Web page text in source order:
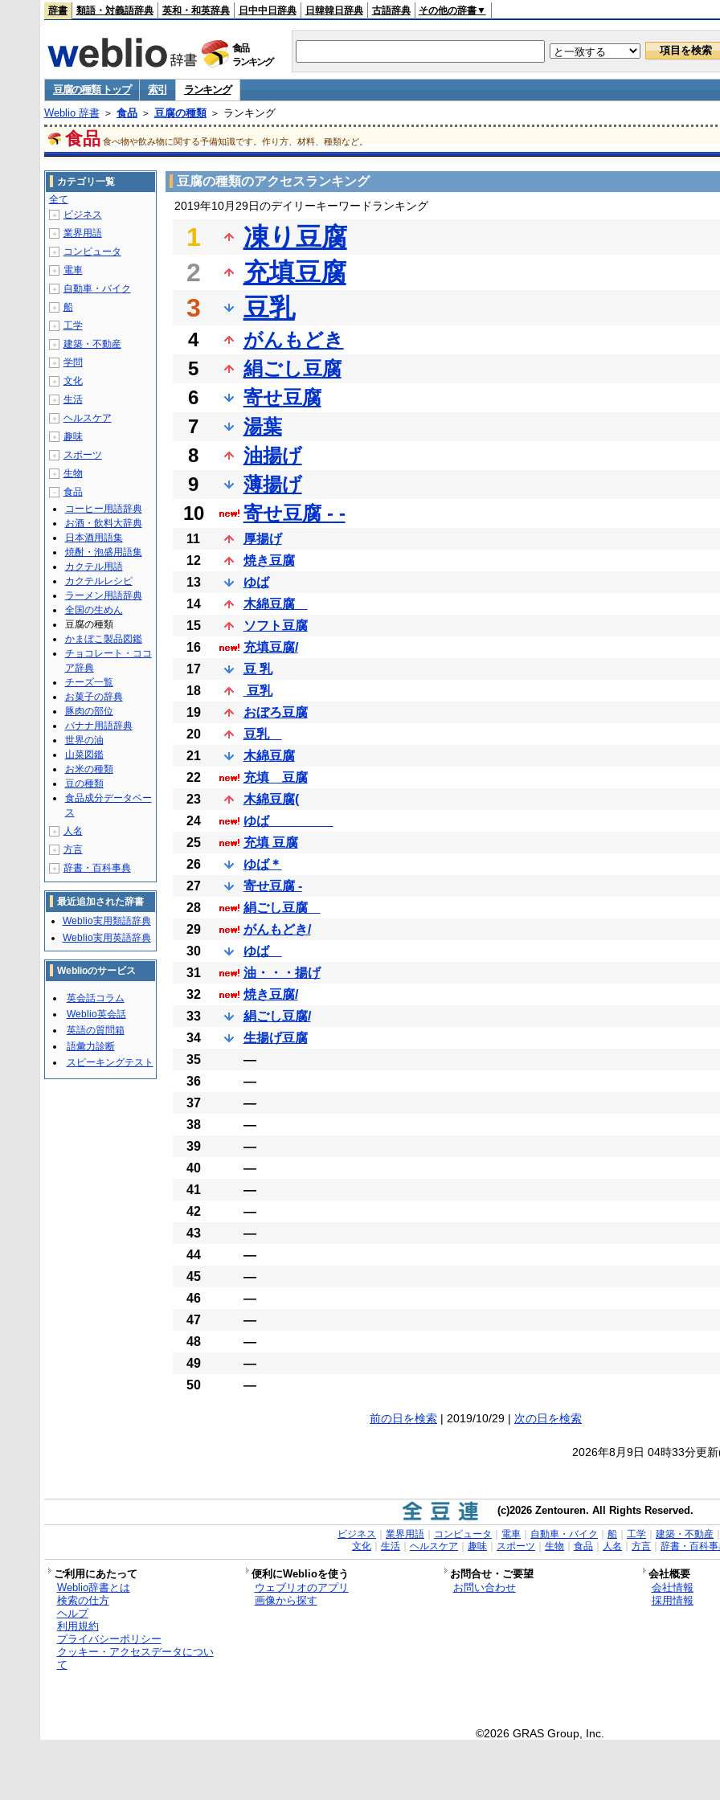
辞書 類語・対義語辞典 英和・和英辞典 日中中日辞典 日韓韓日辞典 古語辞典 その他の辞書▼
食品
ランキング
豆腐の種類 トップ 索引
ランキング
Weblio 辞書＞ 食品＞ 豆腐の種類＞ ランキング
食品 食べ物や飲み物に関する予備知識です。作り方、材料、種類など。
豆腐の種類のアクセスランキング
2019年10月29日のデイリーキーワードランキング
1
凍り豆腐
2
充填豆腐
3
豆乳
4
がんもどき
5
絹ごし豆腐
6
寄せ豆腐
7
湯葉
8
油揚げ
9
薄揚げ
10
寄せ豆腐 - -
11
厚揚げ
12
焼き豆腐
13
ゆば
14
木綿豆腐
15
ソフト豆腐
16
充填豆腐/
17
豆 乳
18
豆乳
19
おぼろ豆腐
20
豆乳
21
木綿豆腐
22
充填 豆腐
23
木綿豆腐(
24
ゆば
25
充填 豆腐
26
ゆば＊
27
寄せ豆腐 -
28
絹ごし豆腐
29
がんもどき/
30
ゆば
31
油・・・揚げ
32
焼き豆腐/
33
絹ごし豆腐/
34
生揚げ豆腐
35
―
36
―
37
―
38
―
39
―
40
―
41
―
42
―
43
―
44
―
45
―
46
―
47
―
48
―
49
―
50
―
前の日を検索| 2019/10/29 | 次の日を検索
2026年8月9日 04時33分更
カテゴリ一覧
全て
＋ ビジネス
＋ 業界用語
＋ コンピュータ
＋ 電車
＋ 自動車・バイク
＋ 船
＋ 工学
＋ 建築・不動産
＋ 学問
＋ 文化
＋ 生活
＋ ヘルスケア
＋ 趣味
＋ スポーツ
＋ 生物
－
食品
コーヒー用語辞典
お酒・飲料大辞典
日本酒用語集
焼酎・泡盛用語集
カクテル用語
カクテルレシピ
ラーメン用語辞典
全国の生めん
豆腐の種類
かまぼこ製品図鑑
チョコレート・ココ
ア辞典
チーズ一覧
お菓子の辞典
豚肉の部位
バナナ用語辞典
世界の油
山菜図鑑
お米の種類
豆の種類
食品成分データベー
ス
＋ 人名
＋ 方言
＋ 辞書・百科事典
最近追加された辞書
Weblio実用類語辞典
Weblio実用英語辞典
Weblioのサービス
英会話コラム
Weblio英会話
英語の質問箱
語彙力診断
スピーキングテスト
(c)2026 Zentouren. All Rights Reserved.
ビジネス 業界用語｜ コンピュータ 電車｜ 自動車・バイク 船｜ 工学｜ 建築・不動産｜
文化｜ 生活｜ ヘルスケア 趣味｜ スポーツ 生物 食品｜ 人名 方言｜ 辞書・百科事
ご利用にあたって 便利にWeblioを使う お問合せ・ご要望 会社概要
Weblio辞書とは
検索の仕方
ヘルプ
利用規約
プライバシーポリシー
クッキー・アクセスデータについ
て
ウェブリオのアプリ
画像から探す
お問い合わせ
会社情報
採用情報
©2026 GRAS Group, Inc.